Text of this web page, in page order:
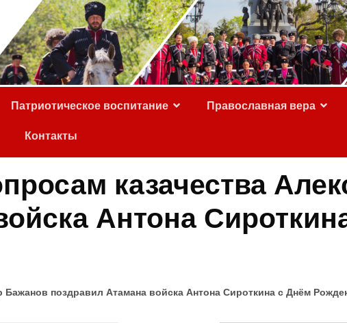
Патриотическое воспитание Православная вера
Контакты
казачества
Антона
поздравил Атамана войска Антона Сироткина с Днём